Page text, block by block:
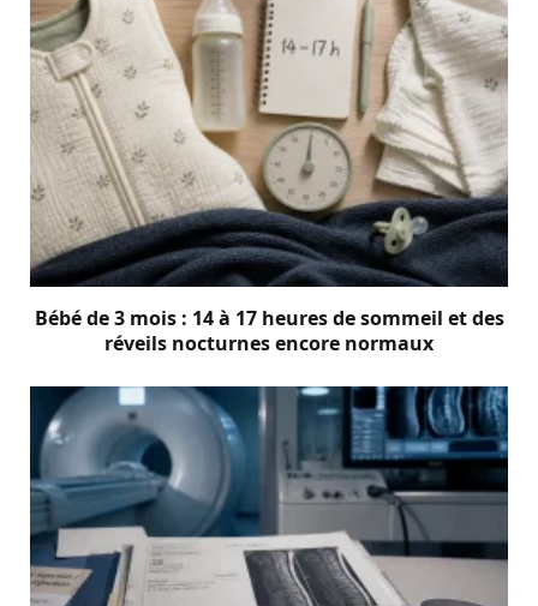
Bébé de 3 mois : 14 à 17 heures de sommeil et des
réveils nocturnes encore normaux